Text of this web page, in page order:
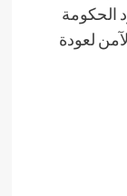
الحكومة
لعودة